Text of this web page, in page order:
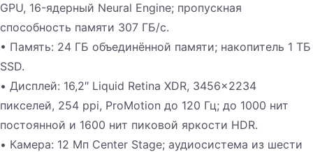
GPU, 16-ядерный Neural Engine; пропускная
способность памяти 307 ГБ/с.
• Память: 24 ГБ объединённой памяти; накопитель 1 ТБ
SSD.
• Дисплей: 16,2″ Liquid Retina XDR, 3456×2234
пикселей, 254 ppi, ProMotion до 120 Гц; до 1000 нит
постоянной и 1600 нит пиковой яркости HDR.
• Камера: 12 Мп Center Stage; аудиосистема из шести